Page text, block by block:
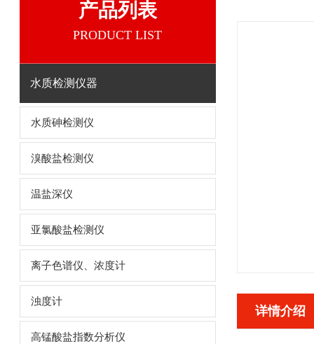
产品列表
PRODUCT LIST
水质检测仪器
水质砷检测仪
溴酸盐检测仪
温盐深仪
亚氯酸盐检测仪
离子色谱仪、浓度计
浊度计
高锰酸盐指数分析仪
详情介绍